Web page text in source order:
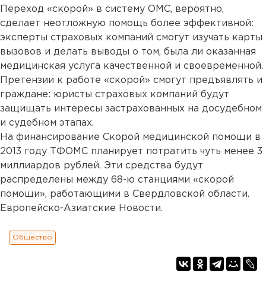
Переход «скорой» в систему ОМС, вероятно,
сделает неотложную помощь более эффективной:
эксперты страховых компаний смогут изучать карты
вызовов и делать выводы о том, была ли оказанная
медицинская услуга качественной и своевременной.
Претензии к работе «скорой» смогут предъявлять и
граждане: юристы страховых компаний будут
защищать интересы застрахованных на досудебном
и судебном этапах.
На финансирование Скорой медицинской помощи в
2013 году ТФОМС планирует потратить чуть менее 3
миллиардов рублей. Эти средства будут
распределены между 68-ю станциями «скорой
помощи», работающими в Свердловской области.
Европейско-Азиатские Новости.
Общество